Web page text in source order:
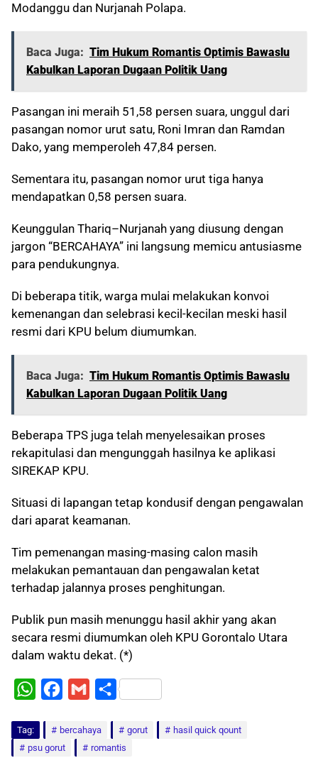
Modanggu dan Nurjanah Polapa.
Baca Juga: Tim Hukum Romantis Optimis Bawaslu
Kabulkan Laporan Dugaan Politik Uang
Pasangan ini meraih 51,58 persen suara, unggul dari
pasangan nomor urut satu, Roni Imran dan Ramdan
Dako, yang memperoleh 47,84 persen.
Sementara itu, pasangan nomor urut tiga hanya
mendapatkan 0,58 persen suara.
Keunggulan Thariq–Nurjanah yang diusung dengan
jargon “BERCAHAYA” ini langsung memicu antusiasme
para pendukungnya.
Di beberapa titik, warga mulai melakukan konvoi
kemenangan dan selebrasi kecil-kecilan meski hasil
resmi dari KPU belum diumumkan.
Baca Juga: Tim Hukum Romantis Optimis Bawaslu
Kabulkan Laporan Dugaan Politik Uang
Beberapa TPS juga telah menyelesaikan proses
rekapitulasi dan mengunggah hasilnya ke aplikasi
SIREKAP KPU.
Situasi di lapangan tetap kondusif dengan pengawalan
dari aparat keamanan.
Tim pemenangan masing-masing calon masih
melakukan pemantauan dan pengawalan ketat
terhadap jalannya proses penghitungan.
Publik pun masih menunggu hasil akhir yang akan
secara resmi diumumkan oleh KPU Gorontalo Utara
dalam waktu dekat. (*)
W
t
c
e
a
i
S
a
r
Tag: bercahaya gorut
hasil quick qount
psu gorut
romantis